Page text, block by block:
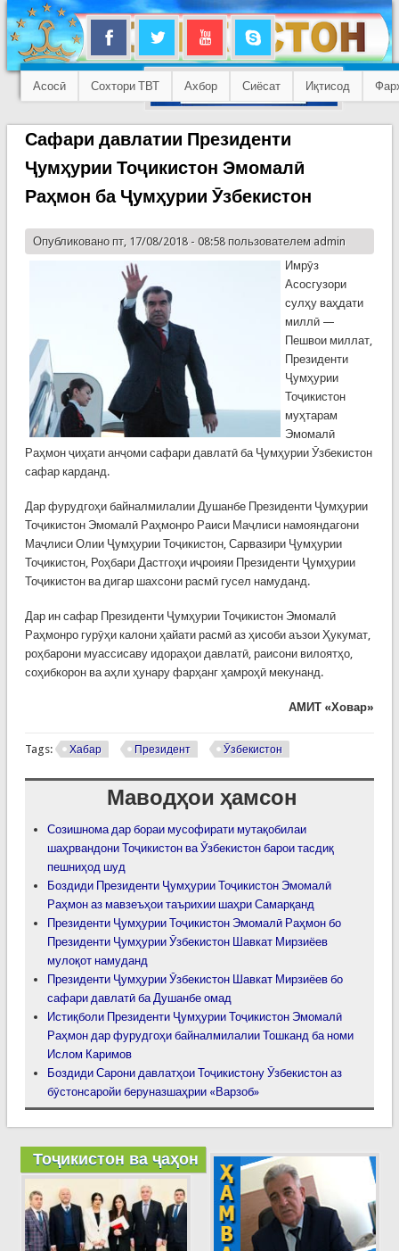
Асосӣ Сохтори ТВТ Ахбор Сиёсат Иқтисод
Сафари давлатии Президенти
Ҷумҳурии Тоҷикистон Эмомалӣ
Раҳмон ба Ҷумҳурии Ӯзбекистон
Опубликовано пт, 17/08/2018 - 08:58 пользователем admin
Имрӯз
Асосгузори
сулҳу ваҳдати
миллӣ —
Пешвои миллат,
Президенти
Ҷумҳурии
Тоҷикистон
муҳтарам
Эмомалӣ
Раҳмон ҷиҳати анҷоми сафари давлатӣ ба Ҷумҳурии Ӯзбекистон
сафар карданд.
Дар фурудгоҳи байналмилалии Душанбе Президенти Ҷумҳурии
Тоҷикистон Эмомалӣ Раҳмонро Раиси Маҷлиси намояндагони
Маҷлиси Олии Ҷумҳурии Тоҷикистон, Сарвазири Ҷумҳурии
Тоҷикистон, Роҳбари Дастгоҳи иҷроияи Президенти Ҷумҳурии
Тоҷикистон ва дигар шахсони расмӣ гусел намуданд.
Дар ин сафар Президенти Ҷумҳурии Тоҷикистон Эмомалӣ
Раҳмонро гурӯҳи калони ҳайати расмӣ аз ҳисоби аъзои Ҳукумат,
роҳбарони муассисаву идораҳои давлатӣ, раисони вилоятҳо,
соҳибкорон ва аҳли ҳунару фарҳанг ҳамроҳӣ мекунанд.
АМИТ «Ховар»
Tags: Хабар Президент Ӯзбекистон
Маводҳои ҳамсон
Созишнома дар бораи мусофирати мутақобилаи
шаҳрвандони Тоҷикистон ва Ӯзбекистон барои тасдиқ
пешниҳод шуд
Боздиди Президенти Ҷумҳурии Тоҷикистон Эмомалӣ
Раҳмон аз мавзеъҳои таърихии шаҳри Самарқанд
Президенти Ҷумҳурии Тоҷикистон Эмомалӣ Раҳмон бо
Президенти Ҷумҳурии Ӯзбекистон Шавкат Мирзиёев
мулоқот намуданд
Президенти Ҷумҳурии Ӯзбекистон Шавкат Мирзиёев бо
сафари давлатӣ ба Душанбе омад
Истиқболи Президенти Ҷумҳурии Тоҷикистон Эмомалӣ
Раҳмон дар фурудгоҳи байналмилалии Тошканд ба номи
Ислом Каримов
Боздиди Сарони давлатҳои Тоҷикистону Ӯзбекистон аз
бӯстонсаройи беруназшаҳрии «Варзоб»
Тоҷикистон ва ҷаҳон